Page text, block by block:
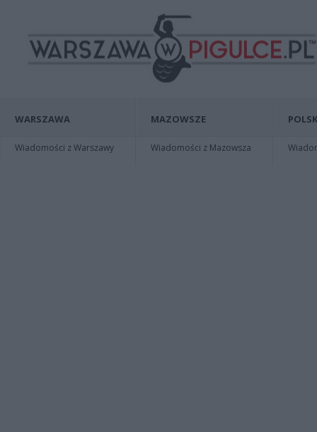
WARSZAWA
Wiadomości z Warszawy
MAZOWSZE
Wiadomości z Mazowsza